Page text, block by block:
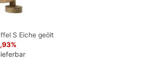
S Eiche geölt